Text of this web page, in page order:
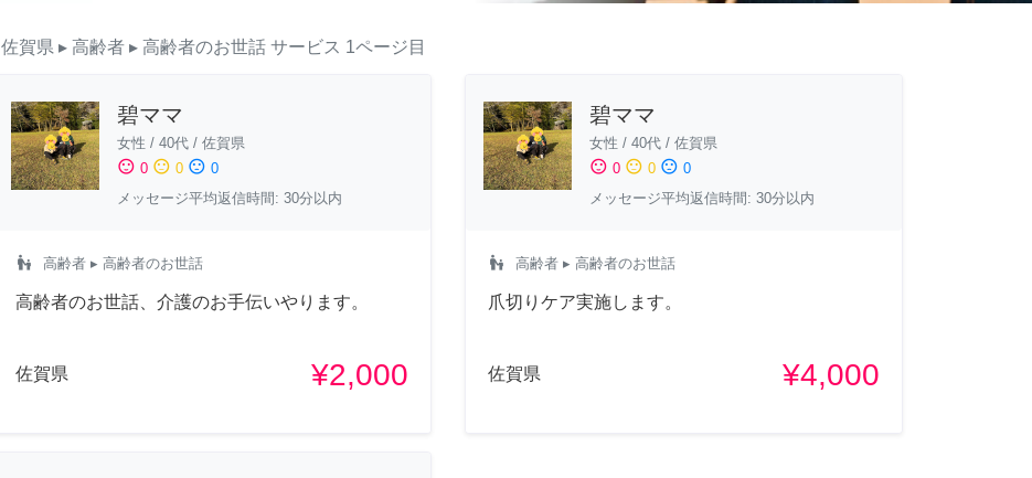
佐賀県 ▸ 高齢者 ▸ 高齢者のお世話 サービス 1ページ目
碧ママ
女性 / 40代 / 佐賀県
sentiment_satisfied 0 sentiment_neutral 0 sentiment_dissatisfied 0
メッセージ平均返信時間: 30分以内
escalator_warning 高齢者 ▸ 高齢者のお世話
高齢者のお世話、介護のお手伝いやります。
佐賀県 ¥2,000
碧ママ
女性 / 40代/ 佐賀県
sentiment_satisfied 0 sentiment_neutral 0 sentiment_dissatisfied 0
メッセージ平均返信時間: 30分以内
escalator_warning 高齢者▸ 高齢者のお世話
爪切りケア実施します。
佐賀県 ¥4,000